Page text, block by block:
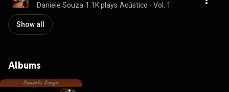
Daniele Souza 1.1K plays Acústico - Vol. 1
Show all
Albums